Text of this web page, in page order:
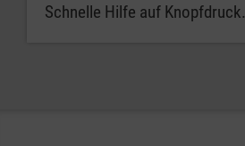
Schnelle Hilfe auf Knopfdruck.